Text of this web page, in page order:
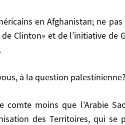
Clinton» et de l’initiative
à la question
des Territoires, qui
question palestinienne?
part, cela crée des
de biens meilleures